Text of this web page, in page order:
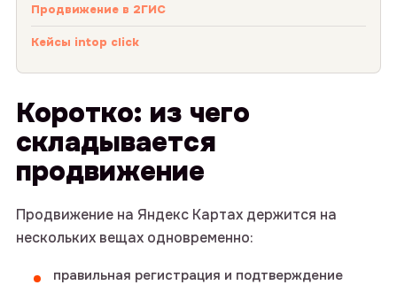
Продвижение в 2ГИС
Кейсы intop click
Коротко: из чего
складывается
продвижение
Продвижение на Яндекс Картах держится на
нескольких вещах одновременно:
правильная регистрация и подтверждение